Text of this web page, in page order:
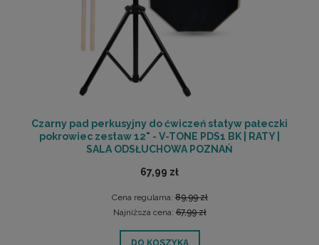
Czarny pad perkusyjny do ćwiczeń statyw pałeczki
pokrowiec zestaw 12" - V-TONE PDS1 BK | RATY |
SALA ODSŁUCHOWA POZNAŃ
67,99 zł
Cena regularna:89,99 zł
Najniższa cena:67,99 zł